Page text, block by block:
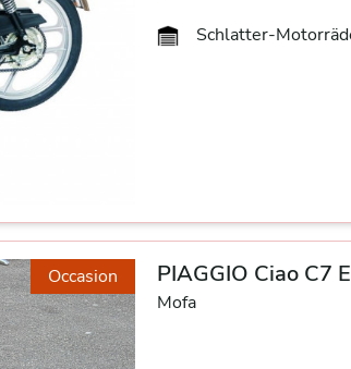
Schlatter-
Occasion PIAGGIO Ciao C7 E
Mofa